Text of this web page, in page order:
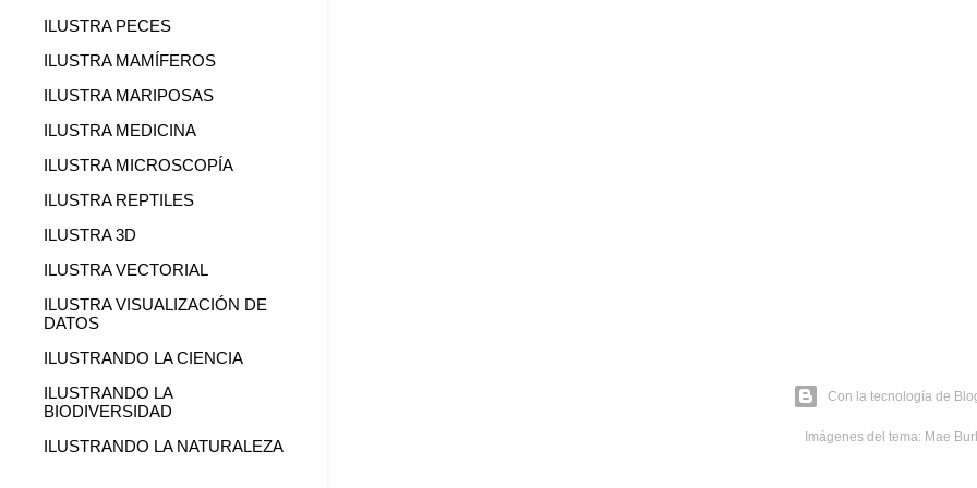
Con la tecnología de
Imágenes del tema: Mae
ILUSTRA PECES
ILUSTRA MAMÍFEROS
ILUSTRA MARIPOSAS
ILUSTRA MEDICINA
ILUSTRA MICROSCOPÍA
ILUSTRA REPTILES
ILUSTRA 3D
ILUSTRA VECTORIAL
ILUSTRA VISUALIZACIÓN DE
DATOS
ILUSTRANDO LA CIENCIA
ILUSTRANDO LA
BIODIVERSIDAD
ILUSTRANDO LA NATURALEZA